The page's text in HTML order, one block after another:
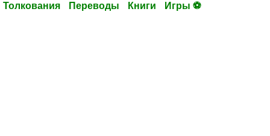
Толкования Переводы Книги Игры ⚽